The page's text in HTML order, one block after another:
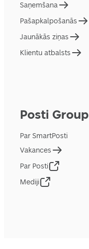
Saņemšana
Pašapkalpošanās
Jaunākās ziņas
Klientu atbalsts
Posti Group
Par SmartPosti
Vakances
Par Posti
Mediji